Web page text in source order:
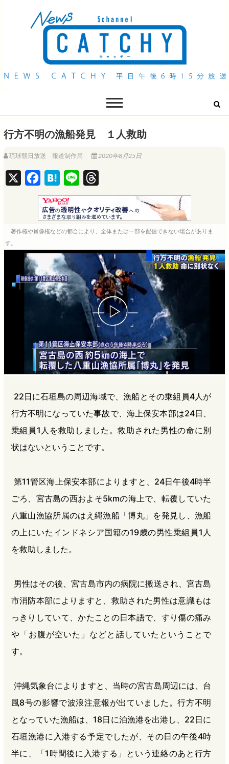
QAB NEWS Headline
行方不明の漁船発見 １人救助
琉球朝日放送 報道制作局 2020年8月25日
a
c
e
o
o
k
H
a
t
e
a
i
n
e
h
r
e
d
s
著作権や肖像権などの都合により、全体または一部を配信できない場合がありま
す。
22日に石垣島の周辺海域で、漁船とその乗組員4人が
行方不明になっていた事故で、海上保安本部は24日、
乗組員1人を救助しました。救助された男性の命に別
状はないということです。
第11管区海上保安本部によりますと、24日午後4時半
ごろ、宮古島の西およそ5kmの海上で、転覆していた
八重山漁協所属のはえ縄漁船「博丸」を発見し、漁船
の上にいたインドネシア国籍の19歳の男性乗組員1人
を救助しました。
男性はその後、宮古島市内の病院に搬送され、宮古島
市消防本部によりますと、救助された男性は意識もは
っきりしていて、かたことの日本語で、すり傷の痛み
や「お腹が空いた」などと話していたということで
す。
沖縄気象台によりますと、当時の宮古島周辺には、台
風8号の影響で波浪注意報が出ていました。行方不明
となっていた漁船は、18日に泊漁港を出港し、22日に
石垣漁港に入港する予定でしたが、その日の午後4時
半に、「1時間後に入港する」という連絡のあと行方